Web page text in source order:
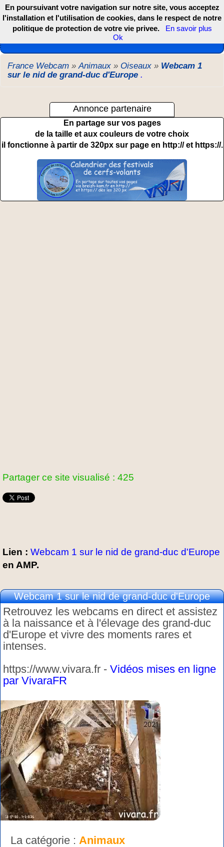
Les webcams de France, DOM TOM et COM
France Webcam »Animaux » Oiseaux » Webcam 1
sur le nid de grand-duc d'Europe .
Annonce partenaire
En partage sur vos pages
de la taille et aux couleurs de votre choix
il fonctionne à partir de 320px sur page en http:// et https://.
Partager ce site visualisé : 425
Lien : Webcam 1 sur le nid de grand-duc d'Europe
en AMP.
Webcam 1 sur le nid de grand-duc d'Europe
Retrouvez les webcams en direct et assistez
à la naissance et à l'élevage des grand-duc
d'Europe et vivre des moments rares et
intenses.
https://www.vivara.fr - Vidéos mises en ligne
par VivaraFR
La catégorie : Animaux
En poursuivant votre navigation sur notre site, vous acceptez
l'installation et l'utilisation de cookies, dans le respect de notre
politique de protection de votre vie privee.
En savoir plus
Ok